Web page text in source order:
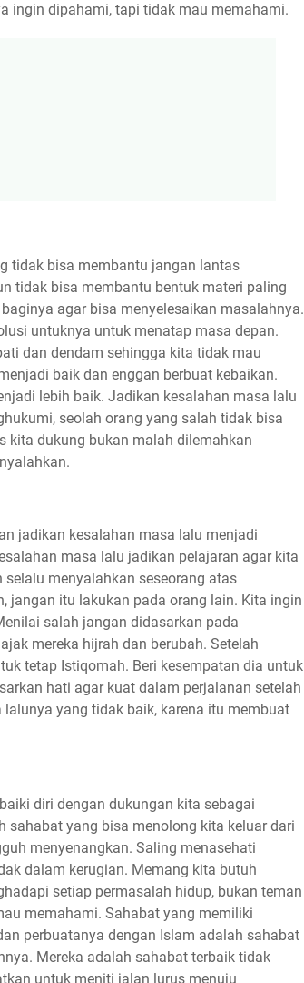
ingin dipahami, tapi tidak mau memahami.
tidak bisa membantu jangan lantas
tidak bisa membantu bentuk materi paling
agar bisa menyelesaikan masalahnya.
untuknya untuk menatap masa depan.
dan dendam sehingga kita tidak mau
baik dan enggan berbuat kebaikan.
lebih baik. Jadikan kesalahan masa lalu
seolah orang yang salah tidak bisa
kita dukung bukan malah dilemahkan
jadikan kesalahan masa lalu menjadi
masa lalu jadikan pelajaran agar kita
menyalahkan seseorang atas
itu lakukan pada orang lain. Kita ingin
salah jangan didasarkan pada
mereka hijrah dan berubah. Setelah
tetap Istiqomah. Beri kesempatan dia untuk
hati agar kuat dalam perjalanan setelah
yang tidak baik, karena itu membuat
diri dengan dukungan kita sebagai
yang bisa menolong kita keluar dari
menyenangkan. Saling menasehati
dalam kerugian. Memang kita butuh
setiap permasalah hidup, bukan teman
memahami. Sahabat yang memiliki
perbuatanya dengan Islam adalah sahabat
Mereka adalah sahabat terbaik tidak
untuk meniti jalan lurus menuju